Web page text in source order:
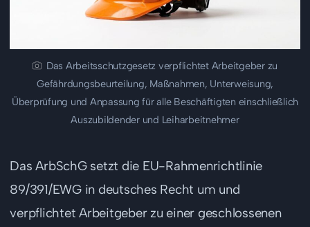
Das Arbeitsschutzgesetz verpflichtet Arbeitgeber zu
Gefährdungsbeurteilung, Maßnahmen, Unterweisung,
Überprüfung und Anpassung für alle Beschäftigten einschließlich
Auszubildender und Leiharbeitnehmer
Das ArbSchG setzt die EU-Rahmenrichtlinie
89/391/EWG in deutsches Recht um und
verpflichtet Arbeitgeber zu einer geschlossenen